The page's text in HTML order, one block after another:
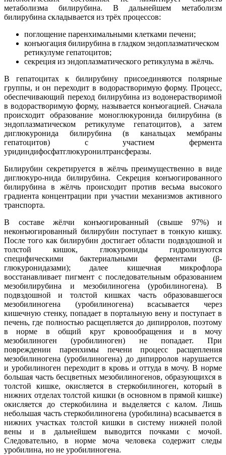
метаболизма билирубина. В дальнейшем метаболизм
билирубина складывается из трёх процессов:
поглощение паренхимальными клетками печени;
конъюгация билирубина в гладком эндоплазматическом
ретикулуме гепатоцитов;
секреция из эндоплазматического ретикулума в жёлчь.
В гепатоцитах к билирубину присоединяются полярные
группы, и он переходит в водорастворимую форму. Процесс,
обеспечивающий переход билирубина из водонерастворимой
в водорастворимую форму, называется конъюгацией. Сначала
происходит образование моноглюкуронида билирубина (в
эндоплазматическом ретикулуме гепатоцитов), а затем
диглюкуронида билирубина (в канальцах мембраны
гепатоцитов) с участием фермента
уридиндифосфатглюкуронилтрансферазы.
Билирубин секретируется в жёлчь преимущественно в виде
диглюкуро-нида билирубина. Секреция конъюгированного
билирубина в жёлчь происходит против весьма высокого
градиента концентрации при участии механизмов активного
транспорта.
В составе жёлчи конъюгированный (свыше 97%) и
неконъюгированный билирубин поступает в тонкую кишку.
После того как билирубин достигает области подвздошной и
толстой кишок, глюкурониды гидролизуются
специфическими бактериальными ферментами (β-
глюкуронидазами); далее кишечная микрофлора
восстанавливает пигмент с последовательным образованием
мезобилирубина и мезобилиногена (уробилиногена). В
подвздошной и толстой кишках часть образовавшегося
мезобилиногена (уробилиногена) всасывается через
кишечную стенку, попадает в портальную вену и поступает в
печень, где полностью расщепляется до дипирролов, поэтому
в норме в общий круг кровообращения и в мочу
мезобилиноген (уробилиноген) не попадает. При
повреждении паренхимы печени процесс расщепления
мезобилиногена (уробилиногена) до дипирролов нарушается
и уробилиноген переходит в кровь и оттуда в мочу. В норме
большая часть бесцветных мезобилиногенов, образующихся в
толстой кишке, окисляется в стеркобилиноген, который в
нижних отделах толстой кишки (в основном в прямой кишке)
окисляется до стеркобилина и выделяется с калом. Лишь
небольшая часть стеркобилиногена (уробилина) всасывается в
нижних участках толстой кишки в систему нижней полой
вены и в дальнейшем выводится почками с мочой.
Следовательно, в норме моча человека содержит следы
уробилина, но не уробилиногена.